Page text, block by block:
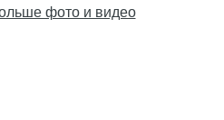
фото и видео